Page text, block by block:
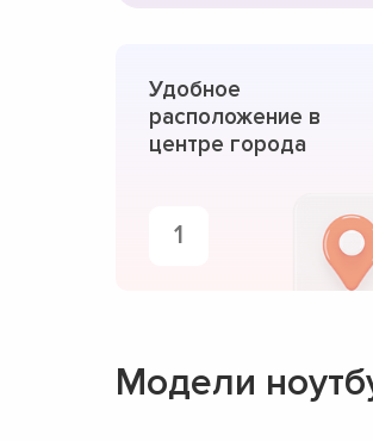
Удобное
расположение в
центре города
1
Модели